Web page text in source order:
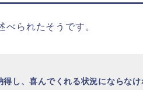
べられたそうです。
得し、喜んでくれる状況にならな